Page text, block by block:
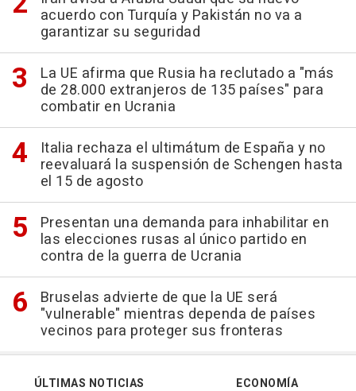
acuerdo con Turquía y Pakistán no va a
garantizar su seguridad
La UE afirma que Rusia ha reclutado a "más
de 28.000 extranjeros de 135 países" para
combatir en Ucrania
Italia rechaza el ultimátum de España y no
reevaluará la suspensión de Schengen hasta
el 15 de agosto
Presentan una demanda para inhabilitar en
las elecciones rusas al único partido en
contra de la guerra de Ucrania
Bruselas advierte de que la UE será
"vulnerable" mientras dependa de países
vecinos para proteger sus fronteras
ÚLTIMAS NOTICIAS
ECONOMÍA